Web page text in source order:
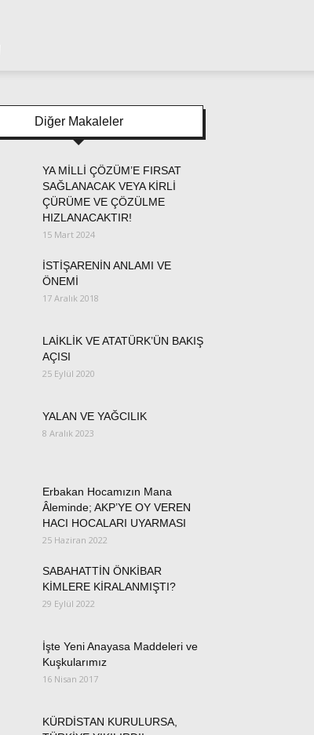
Diğer Makaleler
YA MİLLİ ÇÖZÜM’E FIRSAT
SAĞLANACAK VEYA KİRLİ
ÇÜRÜME VE ÇÖZÜLME
HIZLANACAKTIR!
15 Mart 2024
İSTİŞARENİN ANLAMI VE
ÖNEMİ
17 Aralık 2018
LAİKLİK VE ATATÜRK’ÜN BAKIŞ
AÇISI
25 Eylül 2020
YALAN VE YAĞCILIK
8 Aralık 2023
Erbakan Hocamızın Mana
Âleminde; AKP’YE OY VEREN
HACI HOCALARI UYARMASI
25 Haziran 2022
SABAHATTİN ÖNKİBAR
KİMLERE KİRALANMIŞTI?
29 Eylül 2022
İşte Yeni Anayasa Maddeleri ve
Kuşkularımız
16 Nisan 2017
KÜRDİSTAN KURULURSA,